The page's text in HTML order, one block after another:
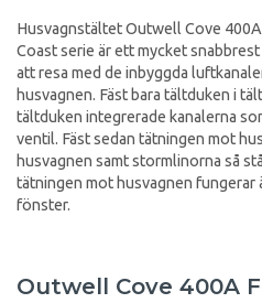
Husvagnstältet Outwell Cove
Coast serie är ett mycket
att resa med de inbyggda
husvagnen. Fäst bara tältduken i
tältduken integrerade kanalerna
ventil. Fäst sedan tätningen mot
husvagnen samt stormlinorna så
tätningen mot husvagnen fungerar
fönster.
Outwell Cove 400A